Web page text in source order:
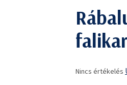
termék
Nincs értékelés